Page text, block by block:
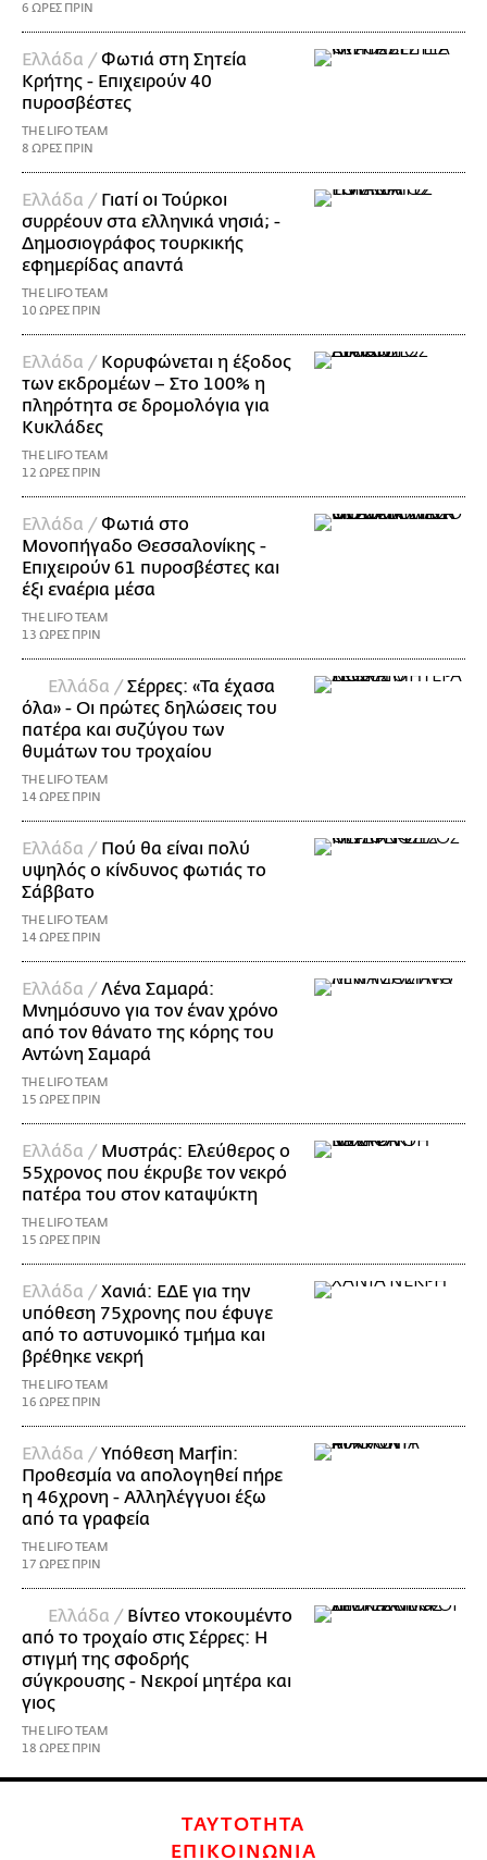
6 ΩΡΕΣ ΠΡΙΝ
Ελλάδα /Φωτιά στη Σητεία
Κρήτης - Επιχειρούν 40
πυροσβέστες
THE LIFO TEAM
8 ΩΡΕΣ ΠΡΙΝ
Ελλάδα / Γιατί οι Τούρκοι
συρρέουν στα ελληνικά νησιά; -
Δημοσιογράφος τουρκικής
εφημερίδας απαντά
THE LIFO TEAM
10 ΩΡΕΣ ΠΡΙΝ
Ελλάδα / Κορυφώνεται η έξοδος
των εκδρομέων – Στο 100% η
πληρότητα σε δρομολόγια για
Κυκλάδες
THE LIFO TEAM
12 ΩΡΕΣ ΠΡΙΝ
Ελλάδα /Φωτιά στο
Μονοπήγαδο Θεσσαλονίκης -
Επιχειρούν 61 πυροσβέστες και
έξι εναέρια μέσα
THE LIFO TEAM
13 ΩΡΕΣ ΠΡΙΝ
Ελλάδα /Σέρρες: «Τα έχασα
όλα» - Οι πρώτες δηλώσεις του
πατέρα και συζύγου των
θυμάτων του τροχαίου
THE LIFO TEAM
14 ΩΡΕΣ ΠΡΙΝ
Ελλάδα / Πού θα είναι πολύ
υψηλός ο κίνδυνος φωτιάς το
Σάββατο
THE LIFO TEAM
14 ΩΡΕΣ ΠΡΙΝ
Ελλάδα /Λένα Σαμαρά:
Μνημόσυνο για τον έναν χρόνο
από τον θάνατο της κόρης του
Αντώνη Σαμαρά
THE LIFO TEAM
15 ΩΡΕΣ ΠΡΙΝ
Ελλάδα / Μυστράς: Ελεύθερος ο
55χρονος που έκρυβε τον νεκρό
πατέρα του στον καταψύκτη
THE LIFO TEAM
15 ΩΡΕΣ ΠΡΙΝ
Ελλάδα /Χανιά: ΕΔΕ για την
υπόθεση 75χρονης που έφυγε
από το αστυνομικό τμήμα και
βρέθηκε νεκρή
THE LIFO TEAM
16 ΩΡΕΣ ΠΡΙΝ
Ελλάδα /Υπόθεση Marfin:
Προθεσμία να απολογηθεί πήρε
η 46χρονη - Αλληλέγγυοι έξω
από τα γραφεία
THE LIFO TEAM
17 ΩΡΕΣ ΠΡΙΝ
Ελλάδα / Βίντεο ντοκουμέντο
από το τροχαίο στις Σέρρες: Η
στιγμή της σφοδρής
σύγκρουσης - Νεκροί μητέρα και
γιος
THE LIFO TEAM
18 ΩΡΕΣ ΠΡΙΝ
ΤΑΥΤΟΤΗΤΑ
ΕΠΙΚΟΙΝΩΝΙΑ